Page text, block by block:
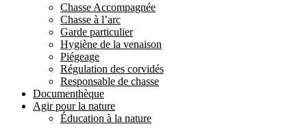
Chasse Accompagnée
Chasse à l’arc
Garde particulier
Hygiène de la venaison
Piégeage
Régulation des corvidés
Responsable de chasse
Documenthèque
Agir pour la nature
Éducation à la nature